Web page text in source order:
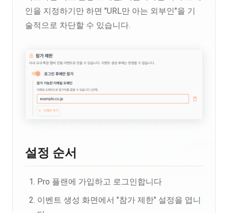
인을 지정하기만 하면 "URL만 아는 외부인"을 기
술적으로 차단할 수 있습니다.
설정 순서
Pro 플랜에 가입하고 로그인합니다
이벤트 생성 화면에서 "참가 제한" 설정을 엽니